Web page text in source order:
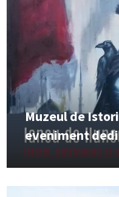
Muzeul de
eveniment